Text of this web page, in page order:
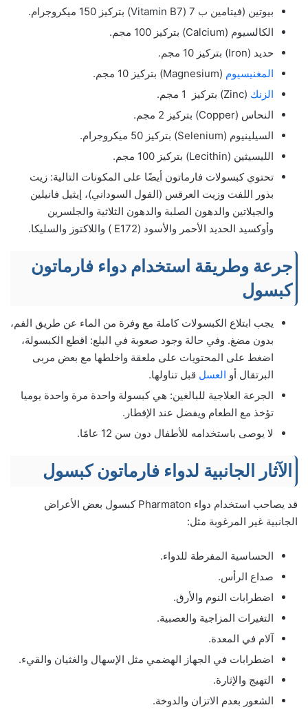
بيوتين (فيتامين ب 7 (Vitamin B7) بتركيز 150 ميكروجرام.
الكالسيوم (Calcium) بتركيز 100 مجم.
حديد (Iron) بتركيز 10 مجم.
المغنيسيوم (Magnesium) بتركيز 10 مجم.
الزنك (Zinc) بتركيز 1 مجم.
النحاس (Copper) بتركيز 2 مجم.
السيلينيوم (Selenium) بتركيز 50 ميكروجرام.
الليسيثين (Lecithin) بتركيز 100 مجم.
تحتوي كبسولات فارماتون أيضًا على المكونات التالية: زيت
بذور اللفت وزيت العرقس (الفول السوداني)، إيثيل فانيلين
والجيلاتين والدهون الصلبة والدهون الثلاثية والجلسرين
وأوكسيد الحديد الأحمر والأسود (E172 ) واللاكتوز والسليكا.
جرعة وطريقة استخدام دواء فارماتون
كبسول
يجب ابتلاع الكبسولات كاملة مع وفرة من الماء عن طريق الفم،
بدون مضغ. وفي حالة وجود صعوبة في البلع: اقطع الكبسولة،
اضغط على المحتويات على ملعقة واخلطها مع بعض مربى
البرتقال أو العسل قبل تناولها.
الجرعة العلاجية للبالغين: هي كبسولة واحدة مرة واحدة يوميا
تؤخذ مع الطعام ويفضل عند الإفطار.
لا يوصى باستخدامه للأطفال دون سن 12 عامًا.
الآثار الجانبية لدواء فارماتون كبسول
قد يصاحب استخدام دواء Pharmaton كبسول بعض الأعراض
الجانبية غير المرغوبة مثل:
الحساسية المفرطة للدواء.
صداع الرأس.
اضطرابات النوم والأرق.
التغيرات المزاجية والعصبية.
آلام في المعدة.
اضطرابات في الجهاز الهضمي مثل الإسهال والغثيان والقيء.
التهيج والإثارة.
الشعور بعدم الاتزان والدوخة.